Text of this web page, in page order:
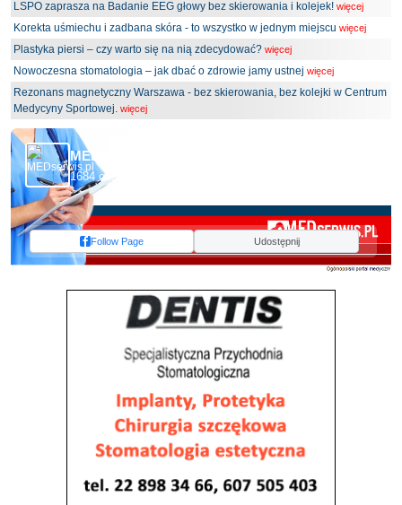
LSPO zaprasza na Badanie EEG głowy bez skierowania i kolejek! więcej
Korekta uśmiechu i zadbana skóra - to wszystko w jednym miejscu więcej
Plastyka piersi – czy warto się na nią zdecydować? więcej
Nowoczesna stomatologia – jak dbać o zdrowie jamy ustnej więcej
Rezonans magnetyczny Warszawa - bez skierowania, bez kolejki w Centrum
Medycyny Sportowej. więcej
MEDserwis.pl - Ogólnopolski Portal Medyczny
1684 obserwujących
Follow Page Udostępnij